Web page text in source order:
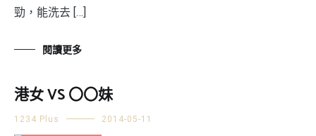
勁，能洗去 […]
閱讀更多
港女 VS 〇〇妹
1234 Plus 2014-05-11